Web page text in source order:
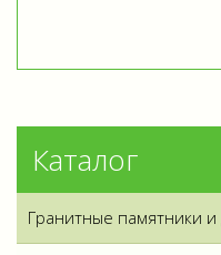
Каталог
Гранитные памятники